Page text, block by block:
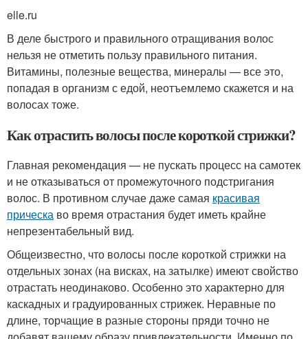
elle.ru
В деле быстрого и правильного отращивания волос
нельзя не отметить пользу правильного питания.
Витамины, полезные вещества, минералы — все это,
попадая в организм с едой, неотъемлемо скажется и на
волосах тоже.
Как отрастить волосы после короткой стрижки?
Главная рекомендация — не пускать процесс на самотек
и не отказываться от промежуточного подстригания
волос. В противном случае даже самая красивая
прическа во время отрастания будет иметь крайне
непрезентабельный вид.
Общеизвестно, что волосы после короткой стрижки на
отдельных зонах (на висках, на затылке) имеют свойство
отрастать неодинаково. Особенно это характерно для
каскадных и градуированных стрижек. Неравные по
длине, торчащие в разные стороны пряди точно не